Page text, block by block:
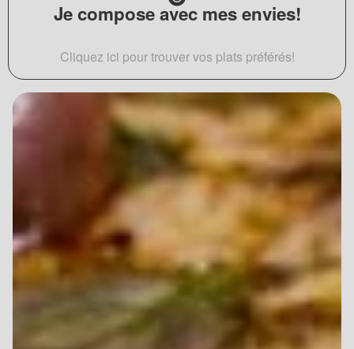
Je compose avec mes envies!
Cliquez ici pour trouver vos plats préférés!